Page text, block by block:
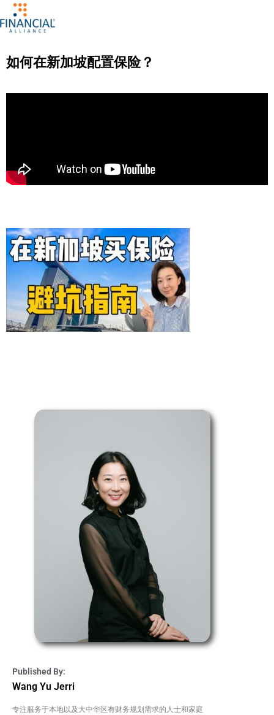
如何在新加坡配置保险？
Published By:
Wang Yu Jerri
专注服务于本地以及大中华区有财务规划需求的人士和家庭